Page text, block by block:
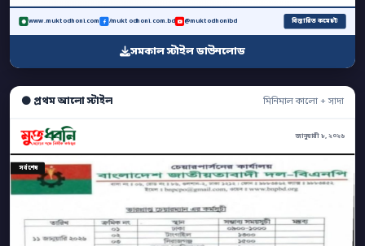
www.muktodhoni.com /muktodhoni.com.bd @muktodhonibd বিস্তারিত কমেন্টে
সমকাল স্টাইল ডাউনলোড
⚫ প্রথম আলো স্টাইল মিনিমাল কালো + সাদা
জানুয়ারী ৮, ২০২৬
সর্বশেষ